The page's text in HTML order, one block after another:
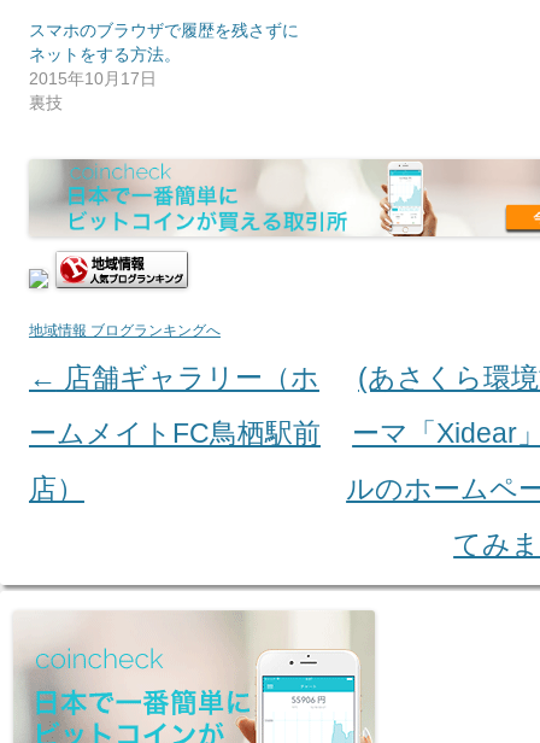
スマホのブラウザで履歴を残さずに
ネットをする方法。
2015年10月17日
裏技
地域情報 ブログランキングへ
Post navigation
← 店舗ギャラリー（ホ
ームメイトFC鳥栖駅前
店）
(あさくら環
ーマ「Xidear
ルのホームペ
てみ